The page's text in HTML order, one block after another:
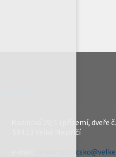
Radnická 29/1 (přízemí, dveře
594 13 Velké Meziříčí